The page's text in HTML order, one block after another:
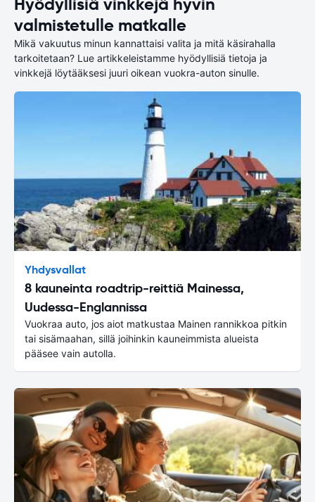
Hyödyllisiä vinkkejä hyvin
valmistetulle matkalle
Mikä vakuutus minun kannattaisi valita ja mitä käsirahalla
tarkoitetaan? Lue artikkeleistamme hyödyllisiä tietoja ja
vinkkejä löytääksesi juuri oikean vuokra-auton sinulle.
Yhdysvallat
8 kauneinta roadtrip-reittiä Mainessa,
Uudessa-Englannissa
Vuokraa auto, jos aiot matkustaa Mainen rannikkoa pitkin
tai sisämaahan, sillä joihinkin kauneimmista alueista
pääsee vain autolla.